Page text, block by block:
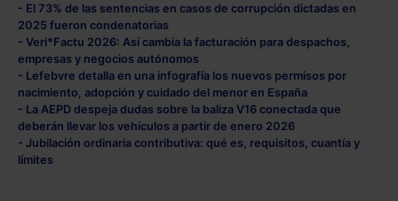
- El 73% de las sentencias en casos de corrupción dictadas en
2025 fueron condenatorias
- Veri*Factu 2026: Así cambia la facturación para despachos,
empresas y negocios autónomos
- Lefebvre detalla en una infografía los nuevos permisos por
nacimiento, adopción y cuidado del menor en España
- La AEPD despeja dudas sobre la baliza V16 conectada que
deberán llevar los vehículos a partir de enero 2026
- Jubilación ordinaria contributiva: qué es, requisitos, cuantía y
límites